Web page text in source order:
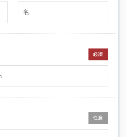
必須
任意